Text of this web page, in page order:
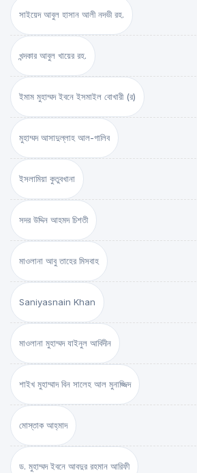
সাইয়েদ আবুল হাসান আলী নদভী রহ.
খন্দকার আবুল খায়ের রহ.
ইমাম মুহাম্মদ ইবনে ইসমাইল বোখারী (র)
মুহাম্মদ আসাদুল্লাহ আল-গালিব
ইসলামিয়া কুতুবখানা
সদর উদ্দিন আহমদ চিশতী
মাওলানা আবু তাহের মিসবাহ
Saniyasnain Khan
মাওলানা মুহাম্মদ যাইনুল আবিদীন
শাইখ মুহাম্মাদ বিন সালেহ আল মুনাজ্জিদ
মোস্তাক আহ্‌মাদ
ড. মুহাম্মদ ইবনে আবদুর রহমান আরিফী